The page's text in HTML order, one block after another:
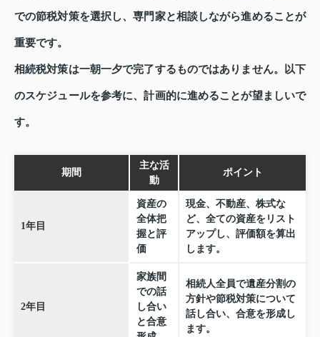
での節税対策を選択し、専門家と相談しながら進めることが
重要です。
相続税対策は一朝一夕で完了するものではありません。以下
のスケジュールを参考に、計画的に進めることが望ましいで
す。
期間
主な活
動
ポイント
1年目
資産の
全体把
握と評
価
現金、不動産、株式な
ど、全ての資産をリスト
アップし、評価額を算出
します。
2年目
家族間
での話
し合い
と合意
相続人全員で遺産分割の
方針や節税対策について
話し合い、合意を形成し
ます。